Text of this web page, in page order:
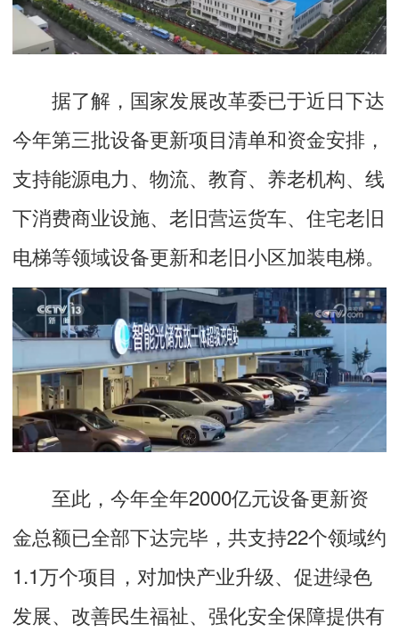
据了解，国家发展改革委已于近日下达
今年第三批设备更新项目清单和资金安排，
支持能源电力、物流、教育、养老机构、线
下消费商业设施、老旧营运货车、住宅老旧
电梯等领域设备更新和老旧小区加装电梯。
至此，今年全年2000亿元设备更新资
金总额已全部下达完毕，共支持22个领域约
1.1万个项目，对加快产业升级、促进绿色
发展、改善民生福祉、强化安全保障提供有